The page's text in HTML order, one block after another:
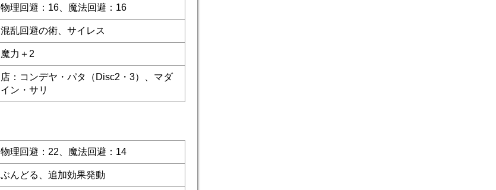
物理回避：16、魔法回避：16
混乱回避の術、サイレス
魔力＋2
店：コンデヤ・パタ（Disc2・3）、マダ
イン・サリ
物理回避：22、魔法回避：14
ぶんどる、追加効果発動